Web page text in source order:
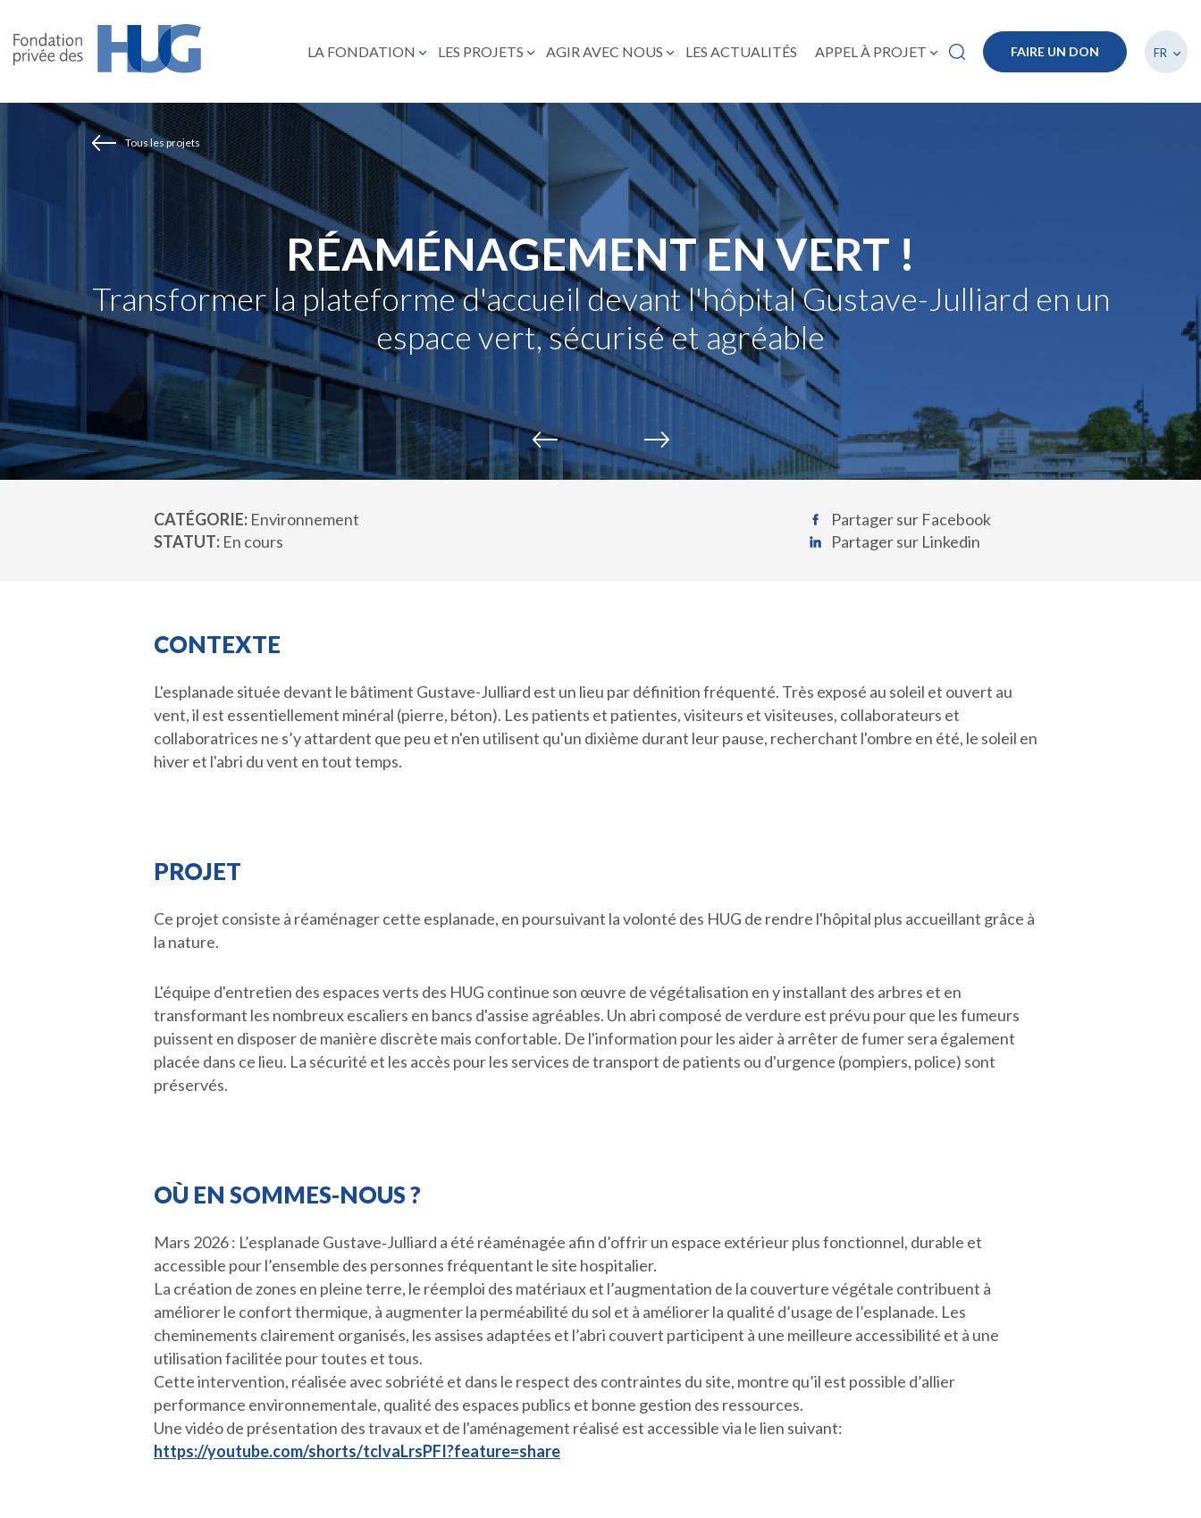
au
contenu
LA FONDATION LES PROJETS AGIR AVEC NOUS LES ACTUALITÉS APPEL À PROJET FAIRE UN DON FR
Lister
Tous les projets
RÉAMÉNAGEMENT EN VERT !
Transformer la plateforme d'accueil devant l'hôpital Gustave-Julliard en un
espace vert, sécurisé et agréable
CATÉGORIE Environnement
STATUT En cours
Partager sur Facebook
Partager sur Linkedin
CONTEXTE
L'esplanade située devant le bâtiment Gustave-Julliard est un lieu par définition fréquenté. Très exposé au soleil et ouvert au
vent, il est essentiellement minéral (pierre, béton). Les patients et patientes, visiteurs et visiteuses, collaborateurs et
collaboratrices ne s’y attardent que peu et n'en utilisent qu'un dixième durant leur pause, recherchant l'ombre en été, le soleil en
hiver et l'abri du vent en tout temps.
PROJET
Ce projet consiste à réaménager cette esplanade, en poursuivant la volonté des HUG de rendre l'hôpital plus accueillant grâce à
la nature.
L'équipe d'entretien des espaces verts des HUG continue son œuvre de végétalisation en y installant des arbres et en
transformant les nombreux escaliers en bancs d'assise agréables. Un abri composé de verdure est prévu pour que les fumeurs
puissent en disposer de manière discrète mais confortable. De l'information pour les aider à arrêter de fumer sera également
placée dans ce lieu. La sécurité et les accès pour les services de transport de patients ou d'urgence (pompiers, police) sont
préservés.
OÙ EN SOMMES-NOUS ?
Mars 2026 : L’esplanade Gustave‑Julliard a été réaménagée afin d’offrir un espace extérieur plus fonctionnel, durable et
accessible pour l’ensemble des personnes fréquentant le site hospitalier.
La création de zones en pleine terre, le réemploi des matériaux et l’augmentation de la couverture végétale contribuent à
améliorer le confort thermique, à augmenter la perméabilité du sol et à améliorer la qualité d’usage de l’esplanade. Les
cheminements clairement organisés, les assises adaptées et l’abri couvert participent à une meilleure accessibilité et à une
utilisation facilitée pour toutes et tous.
Cette intervention, réalisée avec sobriété et dans le respect des contraintes du site, montre qu’il est possible d’allier
performance environnementale, qualité des espaces publics et bonne gestion des ressources.
Une vidéo de présentation des travaux et de l'aménagement réalisé est accessible via le lien suivant:
https://youtube.com/shorts/tclvaLrsPFI?feature=share